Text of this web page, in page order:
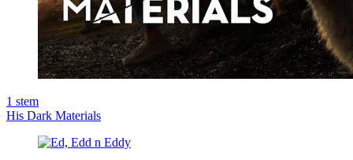
1 stem
His Dark Materials